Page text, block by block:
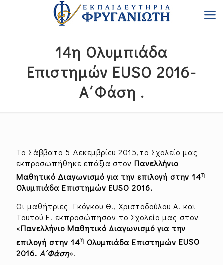
14η Ολυμπιάδα
Επιστημών EUSO 2016-
Α΄Φάση .
Το Σάββατο 5 Δεκεμβρίου 2015,το Σχολείο μας
εκπροσωπήθηκε επάξια στον Πανελλήνιο
Μαθητικό Διαγωνισμό για την επιλογή στην 14η
Ολυμπιάδα Επιστημών EUSO 2016.
Οι μαθήτριες Γκόγκου Θ., Χριστοδούλου Α. και
Τουτού Ε. εκπροσώπησαν το Σχολείο μας στον
«Πανελλήνιο Μαθητικό Διαγωνισμό για την
επιλογή στην 14η Ολυμπιάδα Επιστημών EUSO
2016. A΄Φάση».